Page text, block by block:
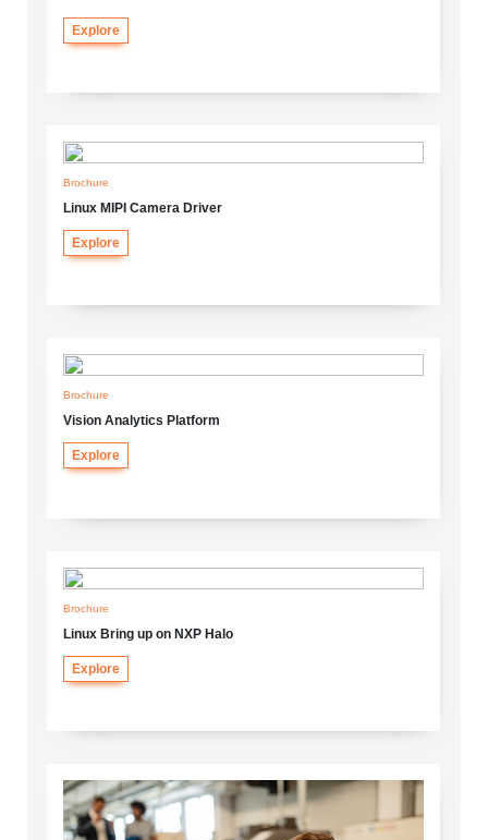
Explore
Brochure
Linux MIPI Camera Driver
Explore
Brochure
Vision Analytics Platform
Explore
Brochure
Linux Bring up on NXP Halo
Explore